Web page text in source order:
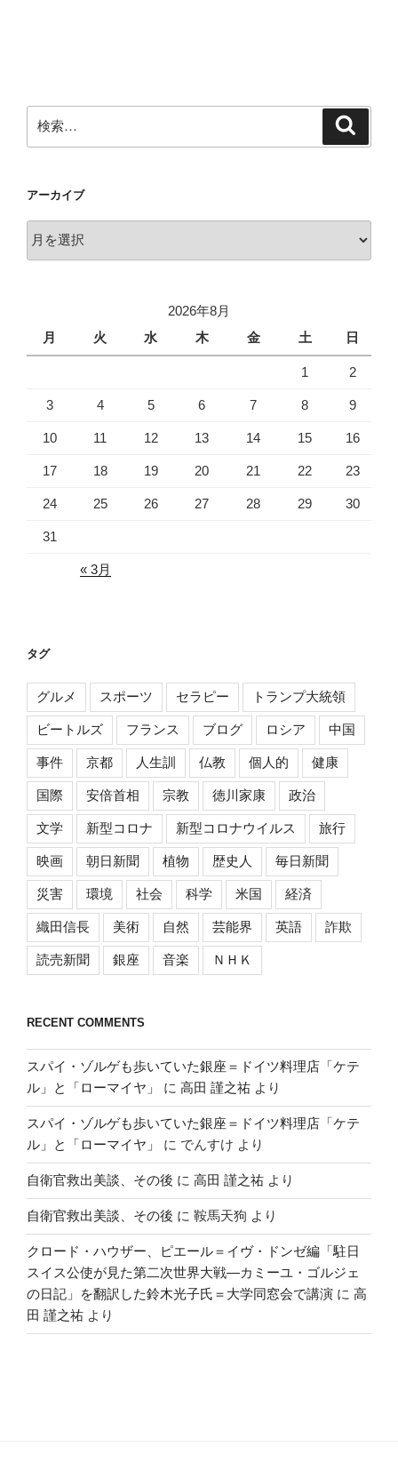
索:
アーカイブ
ア
ー
2026年8月
月
火 水 木 金 土 日
1 2
3 4 5 6 7 8 9
10 11 12 13 14 15 16
17 18 19 20 21 22 23
24 25 26 27 28 29 30
31
« 3月
タグ
グルメ スポーツ セラピー トランプ大統領
ビートルズ フランス ブログ ロシア 中国
事件 京都 人生訓 仏教 個人的 健康
国際 安倍首相 宗教 徳川家康 政治
文学 新型コロナ 新型コロナウイルス 旅行
映画 朝日新聞 植物 歴史人 毎日新聞
災害 環境 社会 科学 米国 経済
織田信長 美術 自然 芸能界 英語 詐欺
読売新聞 銀座 音楽 ＮＨＫ
RECENT COMMENTS
スパイ・ゾルゲも歩いていた銀座＝ドイツ料理店「ケテ
ル」と「ローマイヤ」
に 高田 謹之祐 より
スパイ・ゾルゲも歩いていた銀座＝ドイツ料理店「ケテ
ル」と「ローマイヤ」
に でんすけ より
自衛官救出美談、その後 に 高田 謹之祐 より
自衛官救出美談、その後 に 鞍馬天狗 より
クロード・ハウザー、ピエール＝イヴ・ドンゼ編「駐日
スイス公使が見た第二次世界大戦―カミーユ・ゴルジェ
の日記」を翻訳した鈴木光子氏＝大学同窓会で講演 に 高
田 謹之祐 より